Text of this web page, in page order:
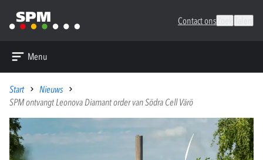
Contact ons
Menu
Start
Nieuws
SPM ontvangt Leonova Diamant order van Södra Cell Värö